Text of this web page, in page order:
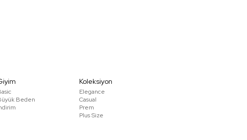
Beden
Koleksiyon
Elegance
Casual
Prem
Plus Size